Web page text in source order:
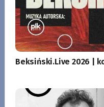
Beksiński.Live 2026 |